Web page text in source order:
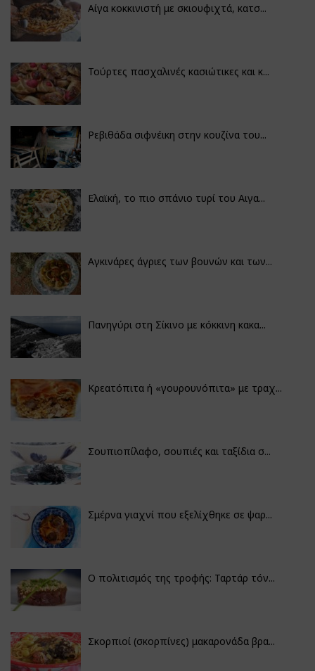
Αίγα κοκκινιστή με σκιουφιχτά, κατσ...
Τούρτες πασχαλινές κασιώτικες και κ...
Ρεβιθάδα σιφνέικη στην κουζίνα του...
Ελαϊκή, το πιο σπάνιο τυρί του Αιγα...
Αγκινάρες άγριες των βουνών και των...
Πανηγύρι στη Σίκινο με κόκκινη κακα...
Κρεατόπιτα ή «γουρουνόπιτα» με τραχ...
Σουπιοπίλαφο, σουπιές και ταξίδια σ...
Σμέρνα γιαχνί που εξελίχθηκε σε ψαρ...
Ο πολιτισμός της τροφής: Ταρτάρ τόν...
Σκορπιοί (σκορπίνες) μακαρονάδα βρα...